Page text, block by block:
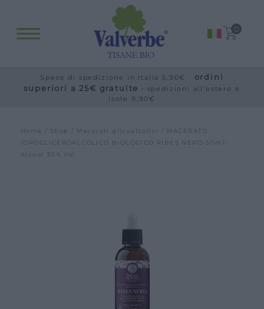
0
Blog
Visite guidate
Offerte scuole e gruppi
Spese di spedizione in Italia 5,90€ · ordini
superiori a 25€ gratuite · spedizioni all'estero e
isole 9,90€
Home Shop Macerati glicoalcolici
/ MACERATO
IDROGLICEROALCOLICO BIOLOGICO RIBES NERO-50ml-
Alcool 30% Vol